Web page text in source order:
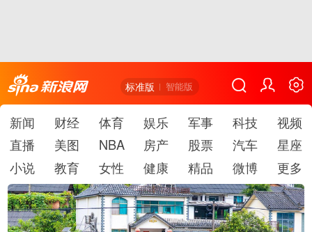
标准版 智能版
新闻 财经 体育 娱乐 军事 科技
视频
直播
美图 NBA 房产 股票 汽车
星座
小说
教育 女性 健康 精品 微博 更多